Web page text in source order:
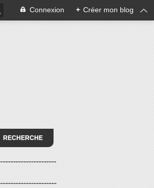
Connexion + Créer mon blog